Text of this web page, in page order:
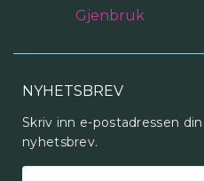
NYHETSBREV
Skriv inn e-postadressen
nyhetsbrev.